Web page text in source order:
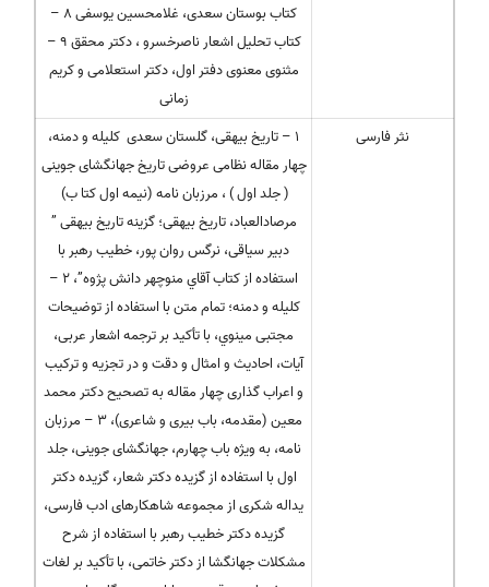
کتاب بوستان سعدی، غلامحسین یوسفی ۸ –
کتاب تحلیل اشعار ناصرخسرو ، دکتر محقق ۹ –
مثنوی معنوی دفتر اول، دکتر استعلامی و کریم
زمانی
نثر فارسی
۱ – تاریخ بیهقی، گلستان سعدی کلیله و دمنه،
چهار مقاله نظامی عروضی تاریخ جهانگشای جوینی
( جلد اول ) ، مرزبان نامه (نیمه اول کتا ب)
مرصادالعباد، تاریخ بیهقی؛ گزینه تاریخ بیهقی ”
دبیر سیاقی، نرگس روان پور، خطیب رهبر با
استفاده از کتاب آقاي منوچهر دانش پژوه”، ۲ –
کلیله و دمنه؛ تمام متن با استفاده از توضیحات
مجتبی مینوي، با تأکید بر ترجمه اشعار عربی،
آیات، احادیث و امثال و دقت و در تجزیه و ترکیب
و اعراب گذاری چهار مقاله به تصحیح دکتر محمد
معین (مقدمه، باب بیری و شاعری)، ۳ – مرزبان
نامه، به ویژه باب چهارم، جهانگشای جوینی، جلد
اول با استفاده از گزیده دکتر شعار، گزیده دکتر
یداله شکری از مجموعه شاهکارهای ادب فارسی،
گزیده دکتر خطیب رهبر با استفاده از شرح
مشکلات جهانگشا از دکتر خاتمی، با تأکید بر لغات